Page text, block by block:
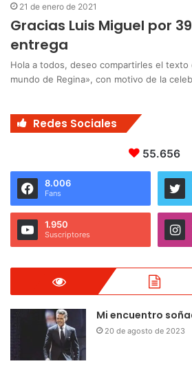
21 de enero de 2021
Gracias Luis Miguel por
entrega
Hola a todos, deseo compartirles el texto
mundo de Regina», con motivo de la
Redes Sociales
55.656
8.006
Fans
1.950
Suscriptores
Mi encuentro
20 de agosto de 2023